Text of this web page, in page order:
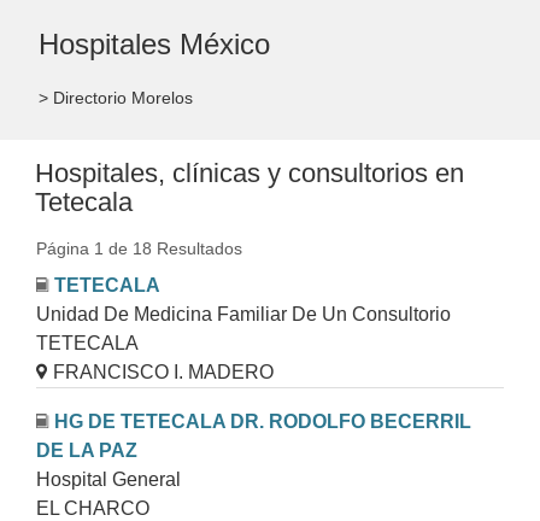
Hospitales México
> Directorio Morelos
Hospitales, clínicas y consultorios en
Tetecala
Página 1 de 18 Resultados
TETECALA
Unidad De Medicina Familiar De Un Consultorio
TETECALA
FRANCISCO I. MADERO
HG DE TETECALA DR. RODOLFO BECERRIL
DE LA PAZ
Hospital General
EL CHARCO